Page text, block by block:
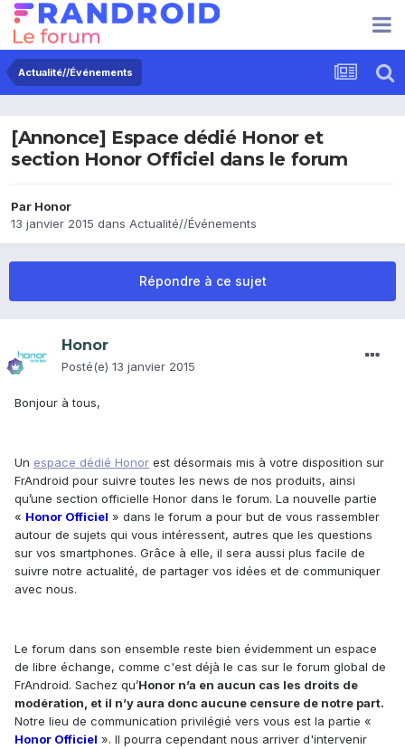
Actualité//Événements
[Annonce] Espace dédié Honor et
section Honor Officiel dans le forum
Par Honor
13 janvier 2015 dans Actualité//Événements
Répondre à ce sujet
Honor
Posté(e) 13 janvier 2015
Bonjour à tous,
Un espace dédié Honor est désormais mis à votre disposition sur
FrAndroid pour suivre toutes les news de nos produits, ainsi
qu’une section officielle Honor dans le forum. La nouvelle partie
« Honor Officiel » dans le forum a pour but de vous rassembler
autour de sujets qui vous intéressent, autres que les questions
sur vos smartphones. Grâce à elle, il sera aussi plus facile de
suivre notre actualité, de partager vos idées et de communiquer
avec nous.
Le forum dans son ensemble reste bien évidemment un espace
de libre échange, comme c'est déjà le cas sur le forum global de
FrAndroid. Sachez qu’Honor n’a en aucun cas les droits de
modération, et il n’y aura donc aucune censure de notre part.
Notre lieu de communication privilégié vers vous est la partie «
Honor Officiel ». Il pourra cependant nous arriver d'intervenir